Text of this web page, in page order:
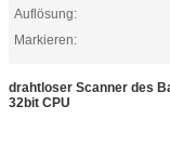
Auflösung:
Markieren:
drahtloser Scanner des
32bit CPU